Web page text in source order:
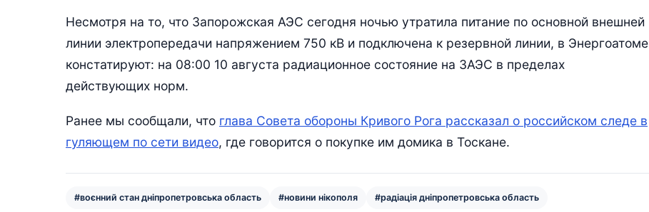
Несмотря на то, что Запорожская АЭС сегодня ночью утратила питание по основной внешней
линии электропередачи напряжением 750 кВ и подключена к резервной линии, в Энергоатоме
констатируют: на 08:00 10 августа радиационное состояние на ЗАЭС в пределах
действующих норм.
Ранее мы сообщали, что глава Совета обороны Кривого Рога рассказал о российском следе в
гуляющем по сети видео, где говорится о покупке им домика в Тоскане.
#воєнний стан дніпропетровська область #новини нікополя #радіація дніпропетровська область